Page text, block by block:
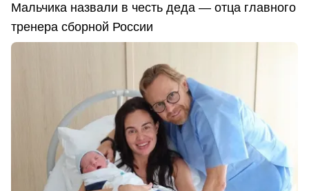
Мальчика назвали в честь деда — отца главного
тренера сборной России